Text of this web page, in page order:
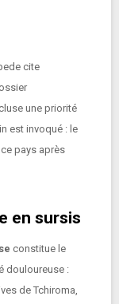
cite
une priorité
est invoqué : le
pays après
en sursis
constitue le
douloureuse :
de Tchiroma,